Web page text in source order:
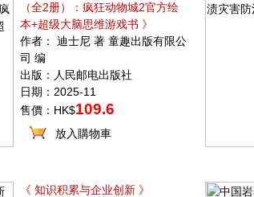
（全2册）：疯狂动物城2官方绘
本+超级大脑思维游戏书 》
作者： 迪士尼 著 童趣出版有限公
司 编
出版：人民邮电出版社
日期：2025-11
售價：HK$109.6
放入購物車
《 知识积累与企业创新 》